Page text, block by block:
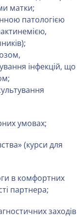
матки;
патологією
інфекцій, що
умовах;
(курси для
в комфортних
партнера;
заходів